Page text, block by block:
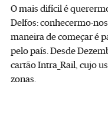
O mais difícil é
Delfos: conhecermo-
maneira de começar é
pelo país. Desde
cartão Intra_Rail, cujo
zonas.